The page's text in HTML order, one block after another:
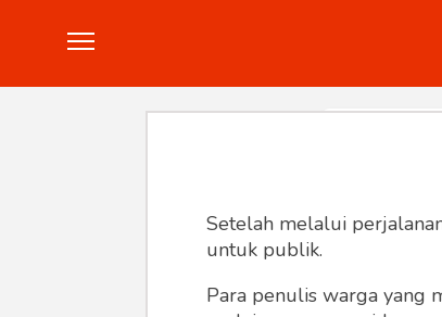
Setelah melalui
untuk publik.
Para penulis warga yang